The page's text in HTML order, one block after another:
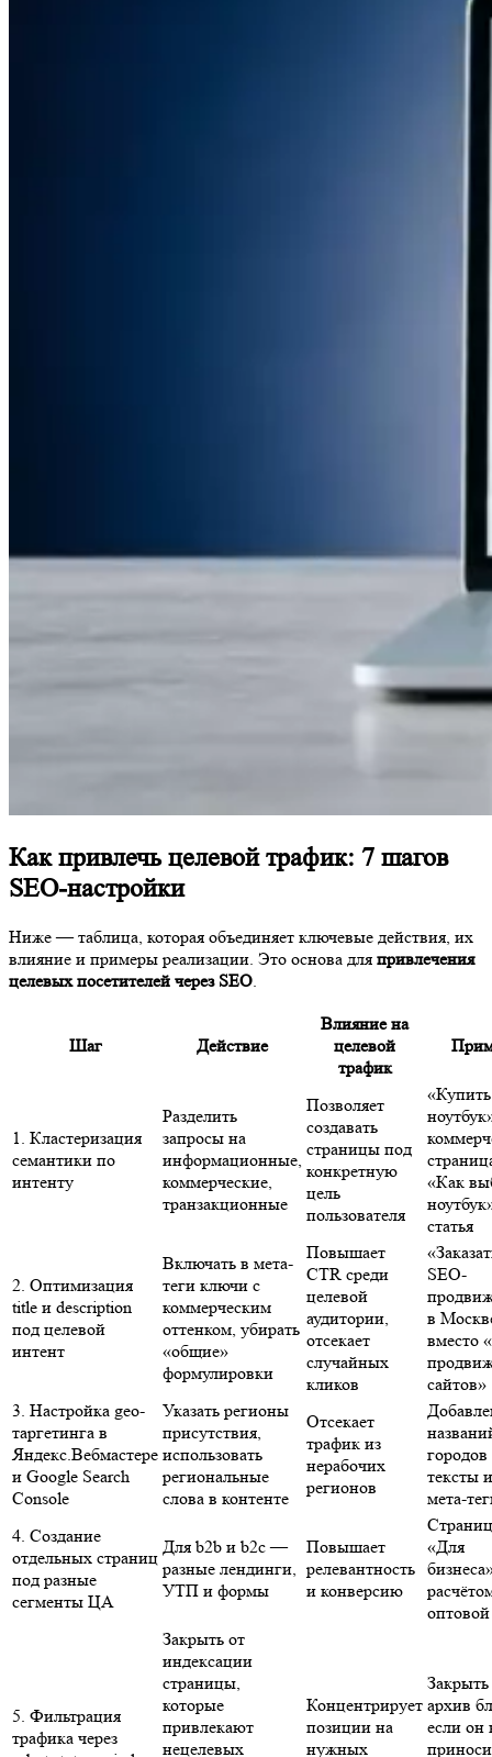
Как привлечь целевой трафик: 7 шагов
SEO-настройки
Ниже — таблица, которая объединяет ключевые действия, их
влияние и примеры реализации. Это основа для привлечения
целевых посетителей через SEO
Шаг Действие
Влияние на
целевой
трафик
1. Кластеризация
семантики по
интенту
Разделить
запросы на
информационные,
коммерческие,
транзакционные
Позволяет
создавать
страницы под
конкретную
цель
пользователя
«Купить
«Как
статья
2. Оптимизация
title и description
под целевой
интент
Включать в мета-
теги ключи с
коммерческим
оттенком, убирать
«общие»
формулировки
Повышает
CTR среди
целевой
аудитории,
отсекает
случайных
кликов
SEO-
в
вместо
сайтов»
3. Настройка geo-
таргетинга в
Яндекс.Вебмастере
и Google Search
Console
Указать регионы
присутствия,
использовать
региональные
слова в контенте
Отсекает
трафик из
нерабочих
регионов
городов
тексты и
мета-
4. Создание
отдельных страниц
под разные
сегменты ЦА
Для b2b и b2c —
разные лендинги,
УТП и формы
Повышает
релевантность
и конверсию
«Для
5. Фильтрация
трафика через
Закрыть от
индексации
страницы,
которые
привлекают
нецелевых
Концентрирует
позиции на
нужных
Закрыть
архив
если он